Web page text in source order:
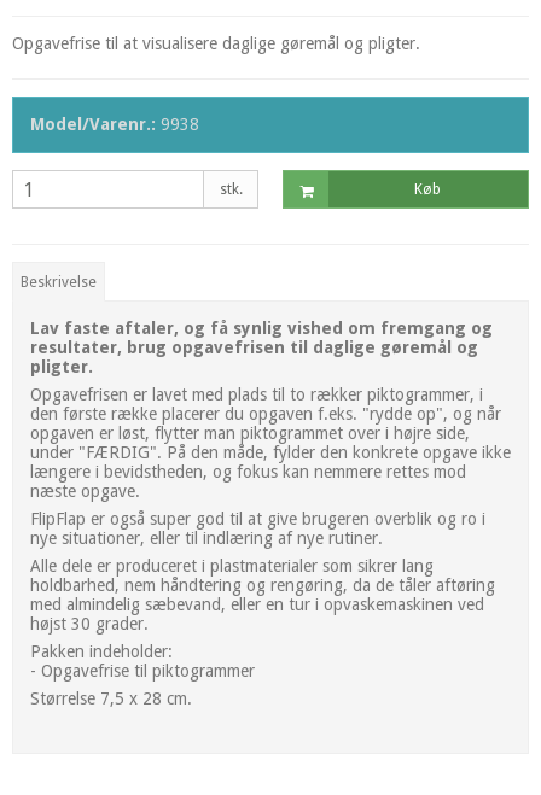
Opgavefrise til at visualisere daglige gøremål og pligter.
Model/Varenr.: 9938
stk. Køb
Beskrivelse
Lav faste aftaler, og få synlig vished om fremgang og
resultater, brug opgavefrisen til daglige gøremål og
pligter.
Opgavefrisen er lavet med plads til to rækker piktogrammer, i
den første række placerer du opgaven f.eks. "rydde op", og når
opgaven er løst, flytter man piktogrammet over i højre side,
under "FÆRDIG". På den måde, fylder den konkrete opgave ikke
længere i bevidstheden, og fokus kan nemmere rettes mod
næste opgave.
FlipFlap er også super god til at give brugeren overblik og ro i
nye situationer, eller til indlæring af nye rutiner.
Alle dele er produceret i plastmaterialer som sikrer lang
holdbarhed, nem håndtering og rengøring, da de tåler aftøring
med almindelig sæbevand, eller en tur i opvaskemaskinen ved
højst 30 grader.
Pakken indeholder:
- Opgavefrise til piktogrammer
Størrelse 7,5 x 28 cm.